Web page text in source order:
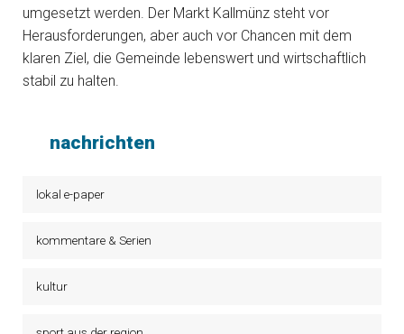
umgesetzt werden. Der Markt Kallmünz steht vor
Herausforderungen, aber auch vor Chancen mit dem
klaren Ziel, die Gemeinde lebenswert und wirtschaftlich
stabil zu halten.
nachrichten
lokal e-paper
kommentare & Serien
kultur